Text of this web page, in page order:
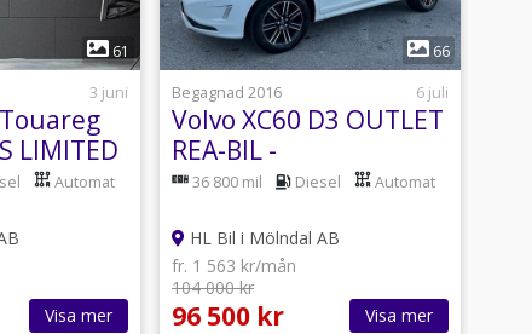
61
3 juni
LIMITED
Automat
Visa mer
1
66
Begagnad 2016
6 juli
Volvo XC60 D3 OUTLET
REA-BIL -
NYBESIKTIGAD
36 800 mil Diesel Automat
HL Bil i Mölndal AB
fr. 1 563 kr/mån
104 000 kr
96 500 kr Visa mer